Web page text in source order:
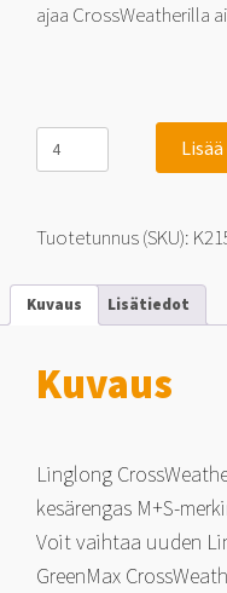
ajaa CrossWeatherilla
Linglong
GreenMax
CrossWeather
Pohjoismainen
16
määrä
Tuotetunnus (SKU):
Kuvaus Lisätiedot
Kuvaus
Linglong
kesärengas M+S-
Voit vaihtaa uuden
GreenMax